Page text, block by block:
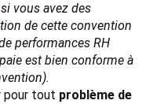
vous avez des
de cette convention
performances RH
est bien conforme à
pour tout problème de